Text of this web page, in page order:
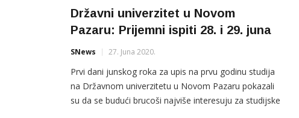
Državni univerzitet u Novom
Pazaru: Prijemni ispiti 28. i 29. juna
SNews 27. Juna 2020.
Prvi dani junskog roka za upis na prvu godinu studija
na Državnom univerzitetu u Novom Pazaru pokazali
su da se budući brucoši najviše interesuju za studijske